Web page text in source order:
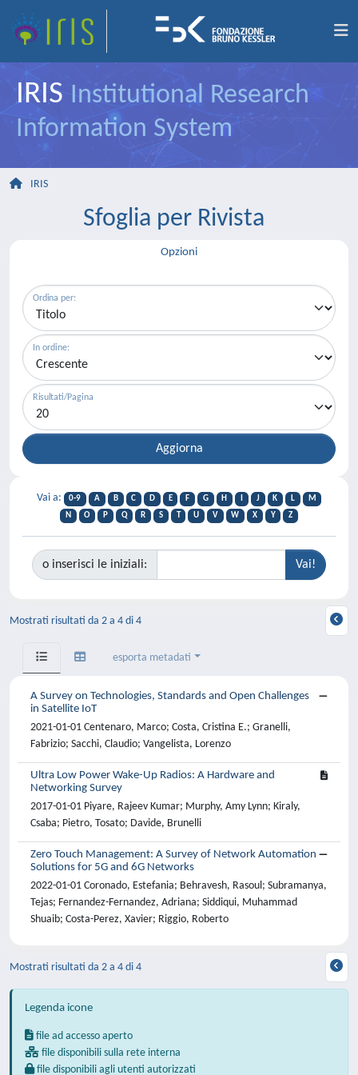
IRIS Institutional Research
Information System
IRIS
Sfoglia per Rivista
Opzioni
Ordina per:
In ordine:
Risultati/Pagina
Vai a: 0-9 A B C D E F G H J K L
M
N
O P Q R S T U V W X Y Z
o inserisci le iniziali:
Mostrati risultati da 2 a 4 di 4
esporta metadati
A Survey on Technologies, Standards and Open Challenges
in Satellite IoT
2021-01-01 Centenaro, Marco; Costa, Cristina E.; Granelli,
Fabrizio; Sacchi, Claudio; Vangelista, Lorenzo
Ultra Low Power Wake-Up Radios: A Hardware and
Networking Survey
2017-01-01 Piyare, Rajeev Kumar; Murphy, Amy Lynn; Kiraly,
Csaba; Pietro, Tosato; Davide, Brunelli
Zero Touch Management: A Survey of Network Automation
Solutions for 5G and 6G Networks
2022-01-01 Coronado, Estefania; Behravesh, Rasoul; Subramanya,
Tejas; Fernandez-Fernandez, Adriana; Siddiqui, Muhammad
Shuaib; Costa-Perez, Xavier; Riggio, Roberto
Mostrati risultati da 2 a 4 di 4
Legenda icone
file ad accesso aperto
file disponibili sulla rete interna
file disponibili agli utenti autorizzati